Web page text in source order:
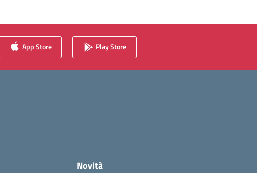
App Store Play Store
Novità